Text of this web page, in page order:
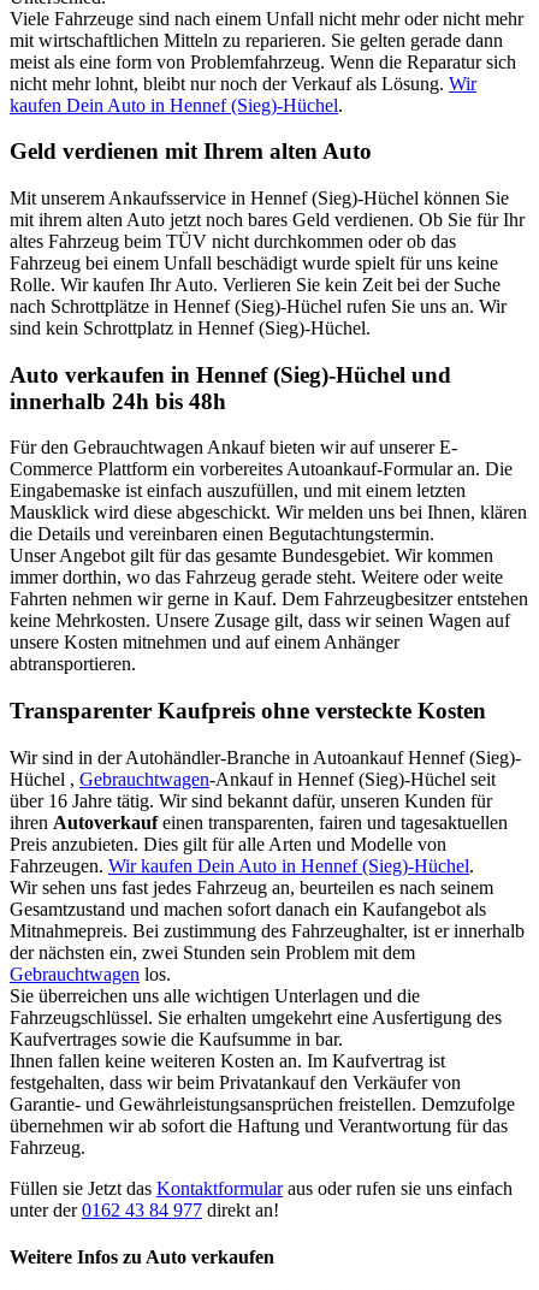
Viele Fahrzeuge sind nach einem Unfall nicht mehr oder nicht mehr
mit wirtschaftlichen Mitteln zu reparieren. Sie gelten gerade dann
meist als eine form von Problemfahrzeug. Wenn die Reparatur sich
nicht mehr lohnt, bleibt nur noch der Verkauf als Lösung. Wir
kaufen Dein Auto in Hennef (Sieg)-Hüchel.
Geld verdienen mit Ihrem alten Auto
Mit unserem Ankaufsservice in Hennef (Sieg)-Hüchel können Sie
mit ihrem alten Auto jetzt noch bares Geld verdienen. Ob Sie für Ihr
altes Fahrzeug beim TÜV nicht durchkommen oder ob das
Fahrzeug bei einem Unfall beschädigt wurde spielt für uns keine
Rolle. Wir kaufen Ihr Auto. Verlieren Sie kein Zeit bei der Suche
nach Schrottplätze in Hennef (Sieg)-Hüchel rufen Sie uns an. Wir
sind kein Schrottplatz in Hennef (Sieg)-Hüchel.
Auto verkaufen in Hennef (Sieg)-Hüchel und
innerhalb 24h bis 48h
Für den Gebrauchtwagen Ankauf bieten wir auf unserer E-
Commerce Plattform ein vorbereites Autoankauf-Formular an. Die
Eingabemaske ist einfach auszufüllen, und mit einem letzten
Mausklick wird diese abgeschickt. Wir melden uns bei Ihnen, klären
die Details und vereinbaren einen Begutachtungstermin.
Unser Angebot gilt für das gesamte Bundesgebiet. Wir kommen
immer dorthin, wo das Fahrzeug gerade steht. Weitere oder weite
Fahrten nehmen wir gerne in Kauf. Dem Fahrzeugbesitzer entstehen
keine Mehrkosten. Unsere Zusage gilt, dass wir seinen Wagen auf
unsere Kosten mitnehmen und auf einem Anhänger
abtransportieren.
Transparenter Kaufpreis ohne versteckte Kosten
Wir sind in der Autohändler-Branche in Autoankauf Hennef (Sieg)-
Hüchel , Gebrauchtwagen-Ankauf in Hennef (Sieg)-Hüchel seit
über 16 Jahre tätig. Wir sind bekannt dafür, unseren Kunden für
ihren Autoverkaufeinen transparenten, fairen und tagesaktuellen
Preis anzubieten. Dies gilt für alle Arten und Modelle von
Fahrzeugen. Wir kaufen Dein Auto in Hennef (Sieg)-Hüchel.
Wir sehen uns fast jedes Fahrzeug an, beurteilen es nach seinem
Gesamtzustand und machen sofort danach ein Kaufangebot als
Mitnahmepreis. Bei zustimmung des Fahrzeughalter, ist er innerhalb
der nächsten ein, zwei Stunden sein Problem mit dem
Gebrauchtwagen los.
Sie überreichen uns alle wichtigen Unterlagen und die
Fahrzeugschlüssel. Sie erhalten umgekehrt eine Ausfertigung des
Kaufvertrages sowie die Kaufsumme in bar.
Ihnen fallen keine weiteren Kosten an. Im Kaufvertrag ist
festgehalten, dass wir beim Privatankauf den Verkäufer von
Garantie- und Gewährleistungsansprüchen freistellen. Demzufolge
übernehmen wir ab sofort die Haftung und Verantwortung für das
Fahrzeug.
Füllen sie Jetzt das Kontaktformularaus oder rufen sie uns einfach
unter der0162 43 84 977 direkt an!
Weitere Infos zu Auto verkaufen